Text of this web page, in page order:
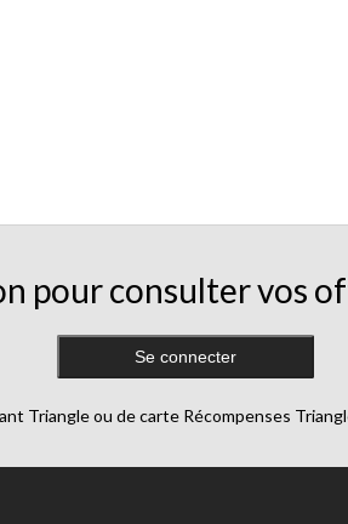
pour consulter vos
Se connecter
Triangle ou de carte Récompenses